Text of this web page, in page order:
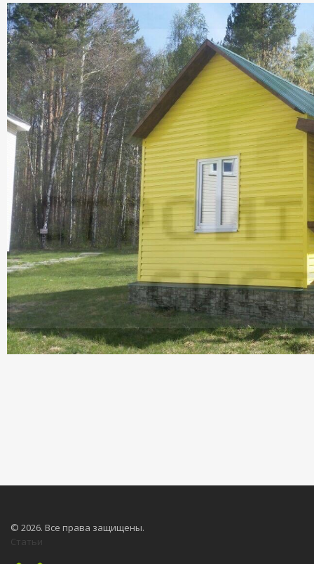
© 2026. Все права защищены.
Статьи